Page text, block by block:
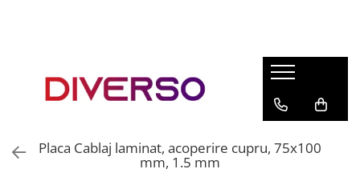
ASA
Placa Cablaj laminat, acoperire cupru, 75x100
mm, 1.5 mm